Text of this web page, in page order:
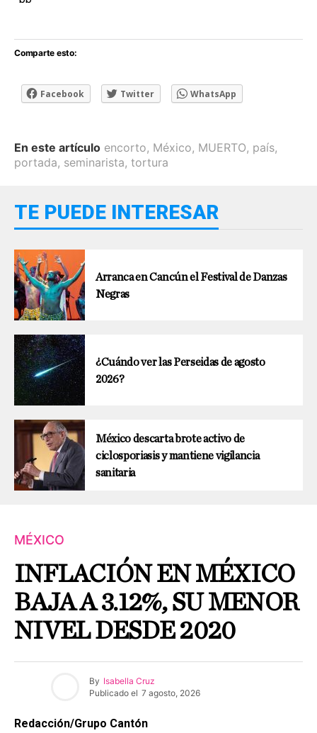
Comparte esto:
Facebook Twitter WhatsApp
En este artículo encorto, México, MUERTO, país,
portada, seminarista, tortura
TE PUEDE INTERESAR
Arranca en Cancún el Festival de Danzas
Negras
¿Cuándo ver las Perseidas de agosto
2026?
México descarta brote activo de
ciclosporiasis y mantiene vigilancia
sanitaria
MÉXICO
INFLACIÓN EN MÉXICO
BAJA A 3.12%, SU MENOR
NIVEL DESDE 2020
By Isabella Cruz
Publicado el 7 agosto, 2026
Redacción/Grupo Cantón